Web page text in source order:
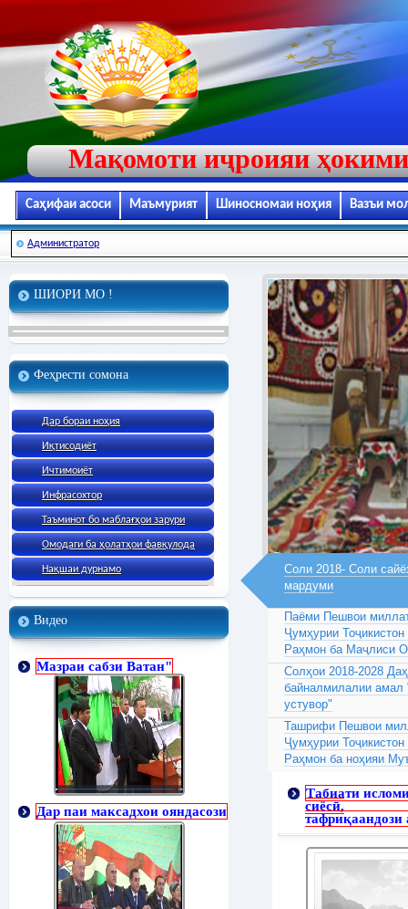
Мақомоти иҷроияи
Саҳифаи асоси Маъмурият Шиносномаи ноҳия Вазъи
Администратор
ШИОРИ МО !
Феҳрести сомона
Дар бораи ноҳия
Иқтисодиёт
Ичтимоиёт
Инфрасохтор
Таъминот бо маблағҳои зарури
Омодаги ба ҳолатҳои фавқулода
Нақшаи дурнамо
Видео
Мазраи сабзи Ватан"
Дар паи максадхои ояндасози
Соли 2018- Соли
мардуми
Паёми Пешвои
Ҷумҳурии
Раҳмон ба Маҷлиси
Солҳои 2018-2028
байналмилалии
устувор"
Ташрифи Пешвои
Ҷумҳурии
Раҳмон ба ноҳияи
Табиати
сиёсӣ,
тафриқаандози